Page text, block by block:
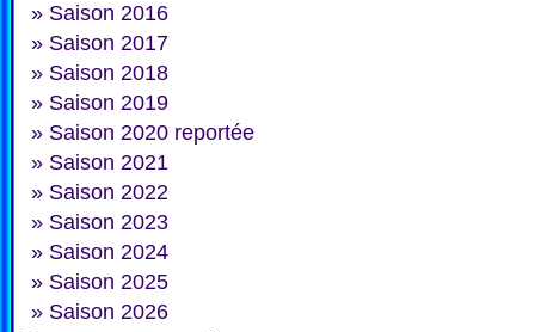
» Saison 2016
» Saison 2017
» Saison 2018
» Saison 2019
» Saison 2020 reportée
» Saison 2021
» Saison 2022
» Saison 2023
» Saison 2024
» Saison 2025
» Saison 2026